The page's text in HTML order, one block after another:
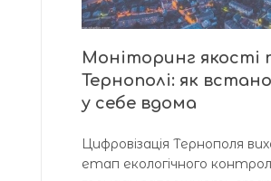
Моніторинг якості
Тернополі: як
у себе вдома
Цифровізація Тернополя
етап екологічного